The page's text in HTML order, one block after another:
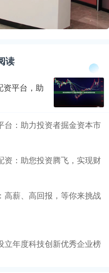
读
资平台，助
台：助力投资者掘金资本市
资：助您投资腾飞，实现财
高薪、高回报，等你来挑战
立年度科技创新优秀企业榜